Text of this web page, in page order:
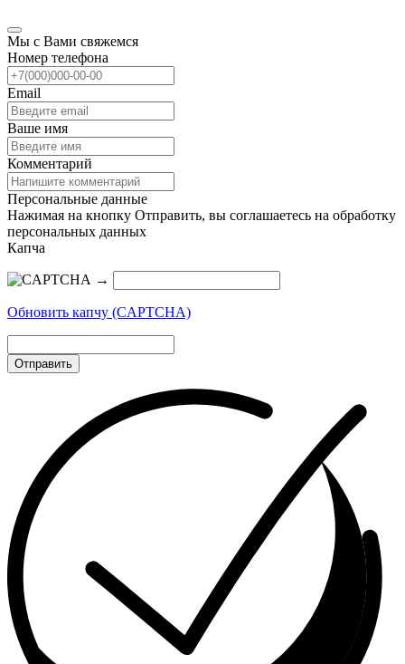
Мы с Вами свяжемся
Номер телефона
Email
Ваше имя
Комментарий
Персональные данные
Нажимая на кнопку Отправить, вы соглашаетесь на обработку
персональных данных
Капча
→
Обновить капчу (CAPTCHA)
Отправить